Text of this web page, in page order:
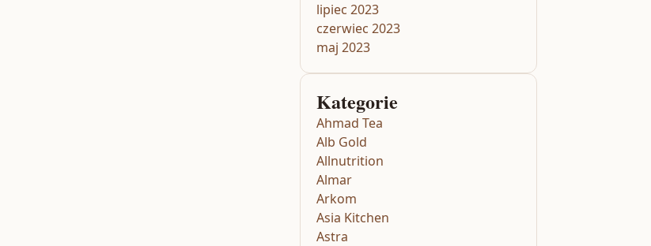
lipiec 2023
czerwiec 2023
maj 2023
Kategorie
Ahmad Tea
Alb Gold
Allnutrition
Almar
Arkom
Asia Kitchen
Astra